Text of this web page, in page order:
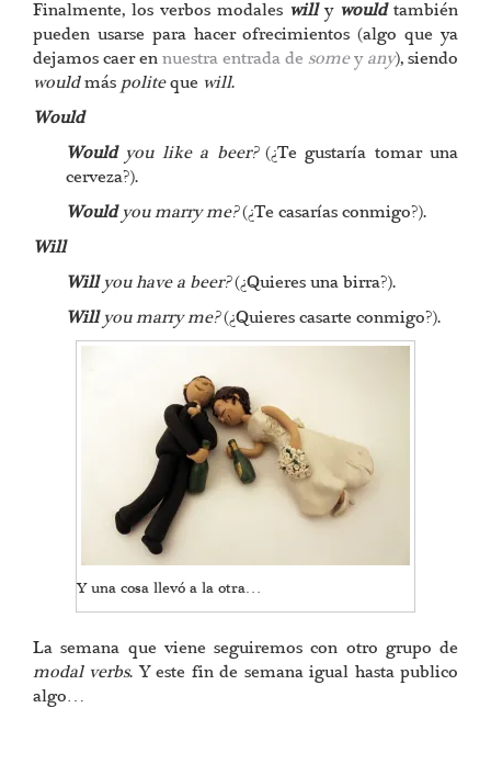
Finalmente, los verbos modales will y would también
pueden usarse para hacer ofrecimientos (algo que ya
dejamos caer ennuestra entrada de someyany), siendo
wouldmás politeque will.
Would
Wouldyou like a beer?(¿Te gustaría tomar una
cerveza?).
Wouldyou marry me?(¿Te casarías conmigo?).
Will
Willyou have a beer?(¿Quieres una birra?).
Willyou marry me?(¿Quieres casarte conmigo?).
Y una cosa llevó a la otra…
La semana que viene seguiremos con otro grupo de
modal verbs. Y este fin de semana igual hasta publico
algo…